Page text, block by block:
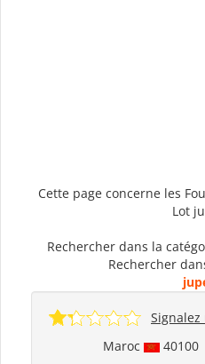
Cette page concerne les
Lot
Rechercher dans la
Rechercher
Maroc 40100